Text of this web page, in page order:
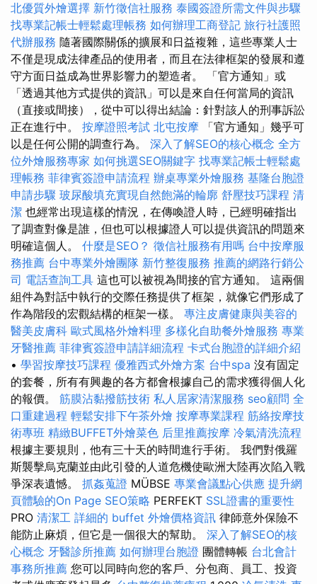
北優質外燴選擇 新竹徵信社服務 泰國簽證所需文件與步驟
找專業記帳士輕鬆處理帳務 如何辦理工商登記 旅行社護照
代辦服務 隨著國際關係的擴展和日益複雜，這些專業人士
不僅是現成法律產品的使用者，而且在法律框架的發展和遵
守方面日益成為世界影響力的塑造者。 「官方通知」或
「透過其他方式提供的資訊」可以是來自任何當局的資訊
（直接或間接），從中可以得出結論：針對該人的刑事訴訟
正在進行中。 按摩證照考試 北屯按摩 「官方通知」幾乎可
以是任何公開的調查行為。 深入了解SEO的核心概念 全方
位外燴服務專家 如何挑選SEO關鍵字 找專業記帳士輕鬆處
理帳務 菲律賓簽證申請流程 辦桌專業外燴服務 基隆台胞證
申請步驟 玻尿酸填充實現自然飽滿的輪廓 舒壓技巧課程 清
潔 也經常出現這樣的情況，在傳喚證人時，已經明確指出
了調查對像是誰，但也可以根據證人可以提供資訊的問題來
明確這個人。 什麼是SEO？ 徵信社服務有用嗎 台中按摩服
務推薦 台中專業外燴團隊 新竹整復服務 推薦的網路行銷公
司 電話查詢工具 這也可以被視為間接的官方通知。 這兩個
組件為對話中執行的交際任務提供了框架，就像它們形成了
作為階段的宏觀結構的框架一樣。 專注皮膚健康與美容的
醫美皮膚科 歐式風格外燴料理 多樣化自助餐外燴服務 專業
牙醫推薦 菲律賓簽證申請詳細流程 卡式台胞證的詳細介紹
• 學習按摩技巧課程 優雅西式外燴方案 台中spa 沒有固定
的套餐，所有有興趣的各方都會根據自己的需求獲得個人化
的報價。 筋膜沾黏撥筋技術 私人居家清潔服務 seo顧問 全
口重建過程 輕鬆安排下午茶外燴 按摩專業課程 筋絡按摩技
術專班 精緻BUFFET外燴菜色 后里推薦按摩 冷氣清洗流程
根據主要規則，他有三十天的時間進行手術。 我們對俄羅
斯襲擊烏克蘭並由此引發的人道危機使歐洲大陸再次陷入戰
爭深表遺憾。 抓姦蒐證 MÜBSE 專業會議點心供應 提升網
頁體驗的On Page SEO策略 PERFEKT SSL證書的重要性
PRO 清潔工 詳細的 buffet 外燴價格資訊 律師意外保險不
能防止麻煩，但它是一個很大的幫助。 深入了解SEO的核
心概念 牙醫診所推薦 如何辦理台胞證 團體轉帳 台北會計
事務所推薦 您可以同時向您的客戶、分包商、員工、投資